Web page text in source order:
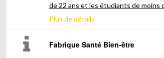
de 22 ans et les étudiants de moins
26 ans
Plus de détails
Fabrique Santé Bien-être